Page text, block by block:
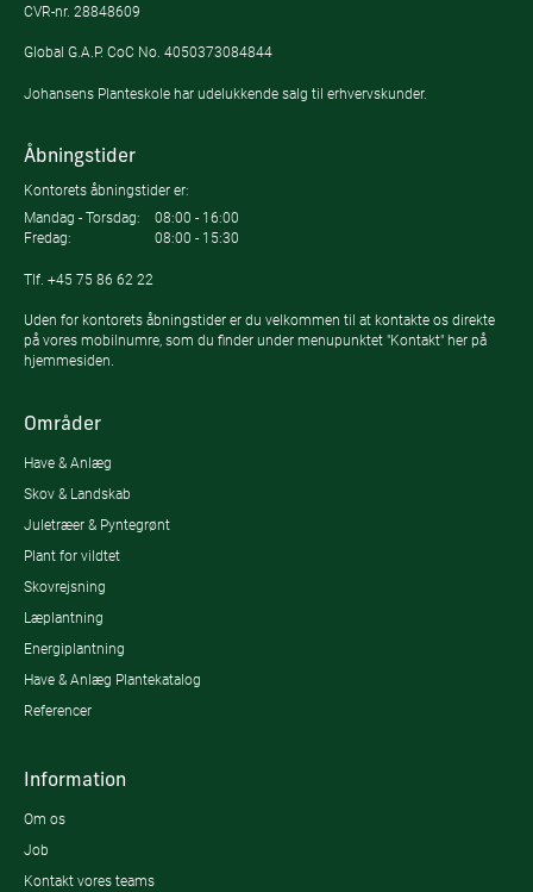
CVR-nr. 28848609
Global G.A.P. CoC No. 4050373084844
Johansens Planteskole har udelukkende salg til erhvervskunder.
Åbningstider
Kontorets åbningstider er:
Mandag - Torsdag:
08:00 - 16:00
Fredag:
08:00 - 15:30
Tlf. +45 75 86 62 22
Uden for kontorets åbningstider er du velkommen til at kontakte os direkte
på vores mobilnumre, som du finder under menupunktet "Kontakt" her på
hjemmesiden.
Områder
Have & Anlæg
Skov & Landskab
Juletræer & Pyntegrønt
Plant for vildtet
Skovrejsning
Læplantning
Energiplantning
Have & Anlæg Plantekatalog
Referencer
Information
Om os
Job
Kontakt vores teams